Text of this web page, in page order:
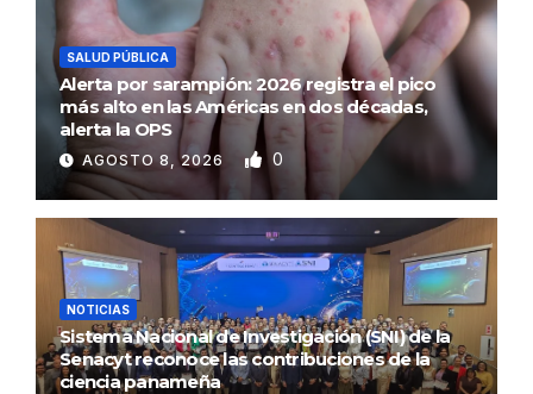
SALUD PÚBLICA
Alerta por sarampión: 2026 registra el pico
más alto en las Américas en dos décadas,
alerta la OPS
AGOSTO 8, 2026 0
NOTICIAS
Sistema Nacional de Investigación (SNI) de la
Senacyt reconoce las contribuciones de la
ciencia panameña